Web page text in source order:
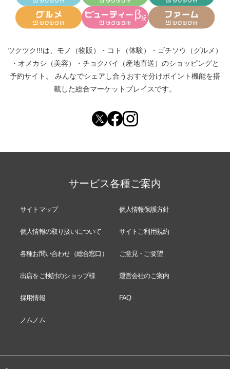
ツクツク!!!は、 モノ（物販） ・ コト（体験） ・ ゴチソウ（グルメ）
・ オメカシ（美容） ・ チョクバイ（産地直送） のショッピングと
予約サイト。
みんなでシェアし合う おすそ分けポイント機能を搭
載した総合マーケットプレイスです。
サービス各種ご案内
サイトマップ 個人情報保護方針
個人情報の取り扱いについて サイトご利用規約
各種お問い合わせ（総合窓口） ご意見・ご要望
出店をご検討のショップ様 運営会社のご案内
採用情報 FAQ
ノムノム